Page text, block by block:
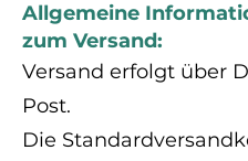
Allgemeine
zum Versand:
Versand erfolgt über
Post.
Die